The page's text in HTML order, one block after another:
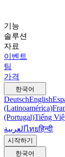
기능
솔루션
자료
이벤트
팀
가격
한국어
DeutschEnglish
(Latinoamérica)
(Portugal)Tiếng
العربيةไทยहिन्दी
시작하기
한국어